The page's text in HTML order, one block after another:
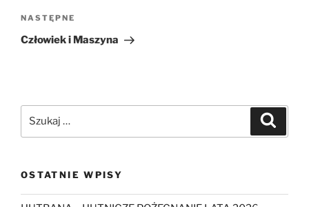
Następny
wpis
NASTĘPNE
Człowiek i Maszyna
OSTATNIE WPISY